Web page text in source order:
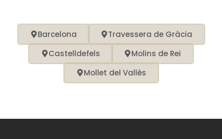
Barcelona
Travessera de Gràcia
Castelldefels
Molins de Rei
Mollet del Vallès